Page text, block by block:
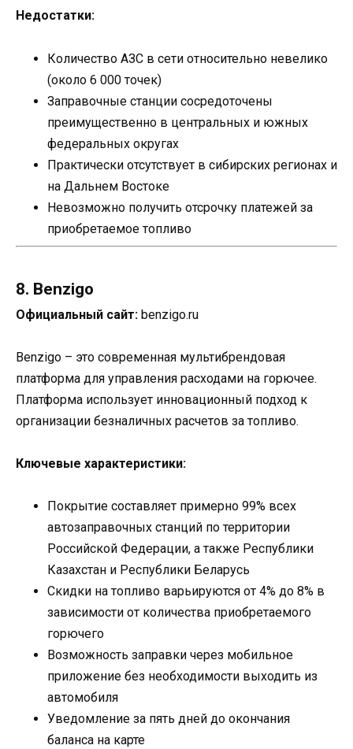
Недостатки:
Количество АЗС в сети относительно невелико
(около 6 000 точек)
Заправочные станции сосредоточены
преимущественно в центральных и южных
федеральных округах
Практически отсутствует в сибирских регионах и
на Дальнем Востоке
Невозможно получить отсрочку платежей за
приобретаемое топливо
8. Benzigo
Официальный сайт: benzigo.ru
Benzigo – это современная мультибрендовая
платформа для управления расходами на горючее.
Платформа использует инновационный подход к
организации безналичных расчетов за топливо.
Ключевые характеристики:
Покрытие составляет примерно 99% всех
автозаправочных станций по территории
Российской Федерации, а также Республики
Казахстан и Республики Беларусь
Скидки на топливо варьируются от 4% до 8% в
зависимости от количества приобретаемого
горючего
Возможность заправки через мобильное
приложение без необходимости выходить из
автомобиля
Уведомление за пять дней до окончания
баланса на карте